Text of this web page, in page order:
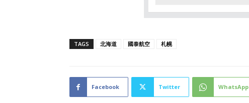
TAGS 北海道 國泰航空 札幌
Facebook Twitter WhatsApp